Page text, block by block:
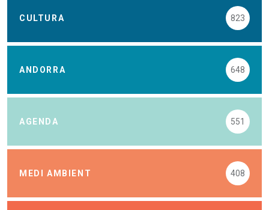
CULTURA 823
ANDORRA 648
AGENDA 551
MEDI AMBIENT 408